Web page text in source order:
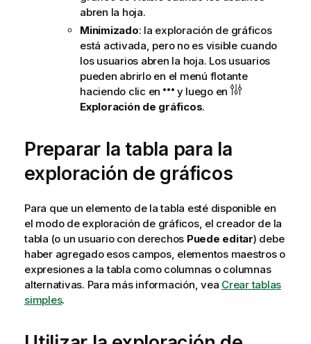
abren la hoja.
Minimizado: la exploración de gráficos
está activada, pero no es visible cuando
los usuarios abren la hoja. Los usuarios
pueden abrirlo en el menú flotante
haciendo clic en
y luego en
Exploración de gráficos.
Preparar la tabla para la
exploración de gráficos
Para que un elemento de la tabla esté disponible en
el modo de exploración de gráficos, el creador de la
tabla (o un usuario con derechos Puede editar) debe
haber agregado esos campos, elementos maestros o
expresiones a la tabla como columnas o columnas
alternativas. Para más información, vea Crear tablas
simples.